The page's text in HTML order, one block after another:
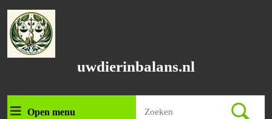
naar
inhoud
uwdierinbalans.nl
Open menu